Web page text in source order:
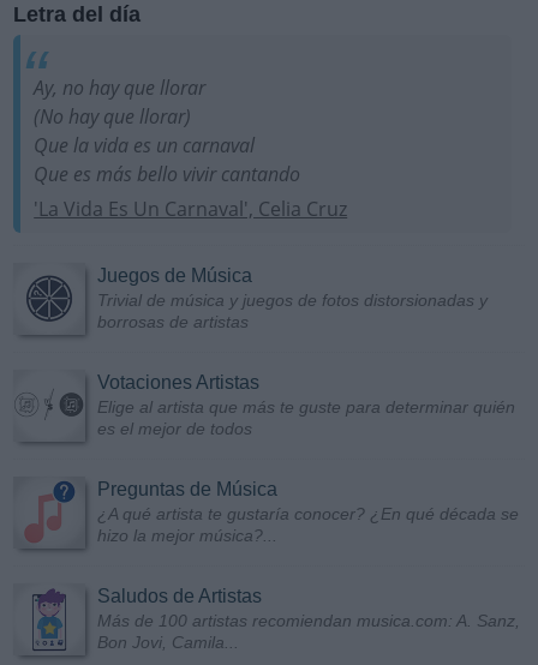
Letra del día
Ay, no hay que llorar
(No hay que llorar)
Que la vida es un carnaval
Que es más bello vivir cantando
'La Vida Es Un Carnaval', Celia Cruz
Juegos de Música
Trivial de música y juegos de fotos distorsionadas y
borrosas de artistas
Votaciones Artistas
Elige al artista que más te guste para determinar quién
es el mejor de todos
Preguntas de Música
¿A qué artista te gustaría conocer? ¿En qué década se
hizo la mejor música?...
Saludos de Artistas
Más de 100 artistas recomiendan musica.com: A. Sanz,
Bon Jovi, Camila...